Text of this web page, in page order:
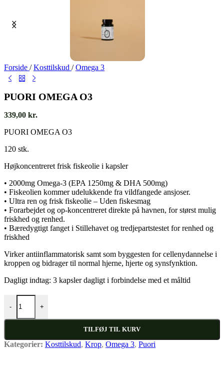
Forside / Kosttilskud / Omega 3
PUORI OMEGA O3
339,00 kr.
PUORI OMEGA O3
120 stk.
Højkoncentreret frisk fiskeolie i kapsler
• 2000mg Omega-3 (EPA 1250mg & DHA 500mg)
• Fiskeolien kommer udelukkende fra vildfangede ansjoser.
• Ultra ren og frisk fiskeolie – Uden fiskesmag
• Forarbejdet og op-koncentreret direkte på havnen, for størst mulig
friskhed og renhed.
• Bæredygtigt fanget i Stillehavet og tredjepartstestet for renhed og
friskhed
Virker antiinflammatorisk samt som byggesten for cellenydannelse i
kroppen og bidrager til normal hjerne, hjerte og synsfynktion.
Dagligt indtag: 3 kapsler dagligt i forbindelse med et måltid
-
PUORI OMEGA O3 antal
+
TILFØJ TIL KURV
Kategorier: Kosttilskud, Krop, Omega 3, Puori